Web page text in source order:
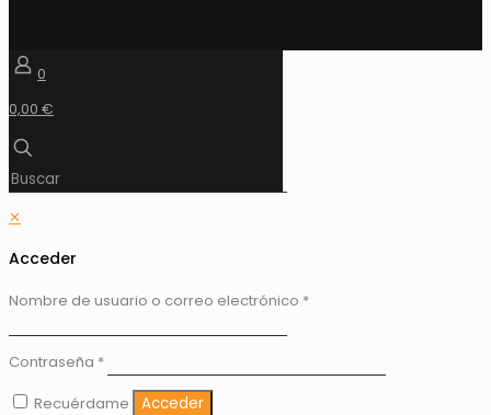
0
0,00 €
✕
Acceder
Nombre de usuario o correo electrónico *
Contraseña *
Recuérdame
Acceder